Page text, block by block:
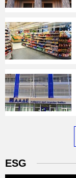
ESG